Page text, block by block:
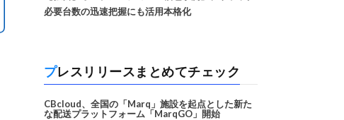
必要台数の迅速把握にも活用本格化
プレスリリースまとめてチェック
CBcloud、全国の「Marq」施設を起点とした新た
な配送プラットフォーム「MarqGO」開始